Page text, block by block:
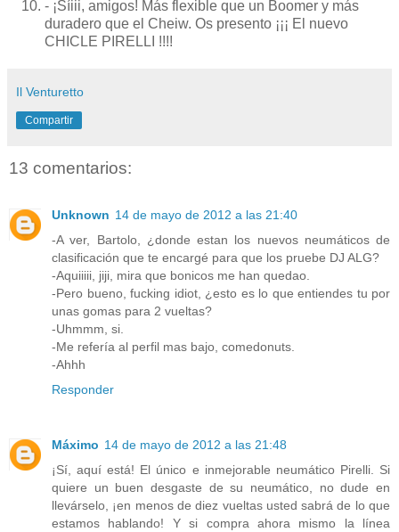
- ¡Síiii, amigos! Más flexible que un Boomer y más
duradero que el Cheiw. Os presento ¡¡¡ El nuevo
CHICLE PIRELLI !!!!
Il Venturetto
Compartir
13 comentarios:
Unknown 14 de mayo de 2012 a las 21:40
-A ver, Bartolo, ¿donde estan los nuevos neumáticos de
clasificación que te encargé para que los pruebe DJ ALG?
-Aquiiiii, jiji, mira que bonicos me han quedao.
-Pero bueno, fucking idiot, ¿esto es lo que entiendes tu por
unas gomas para 2 vueltas?
-Uhmmm, si.
-Me refería al perfil mas bajo, comedonuts.
-Ahhh
Responder
Máximo 14 de mayo de 2012 a las 21:48
¡Sí, aquí está! El único e inmejorable neumático Pirelli. Si
quiere un buen desgaste de su neumático, no dude en
llevárselo, ¡en menos de diez vueltas usted sabrá de lo que
estamos hablando! Y si compra ahora mismo la línea